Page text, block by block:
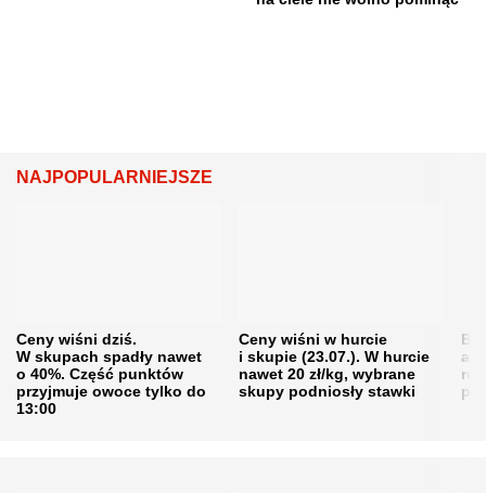
NAJPOPULARNIEJSZE
Ceny wiśni dziś.
W skupach spadły nawet
o 40%. Część punktów
przyjmuje owoce tylko do
13:00
Ceny wiśni w hurcie
i skupie (23.07.). W hurcie
nawet 20 zł/kg, wybrane
skupy podniosły stawki